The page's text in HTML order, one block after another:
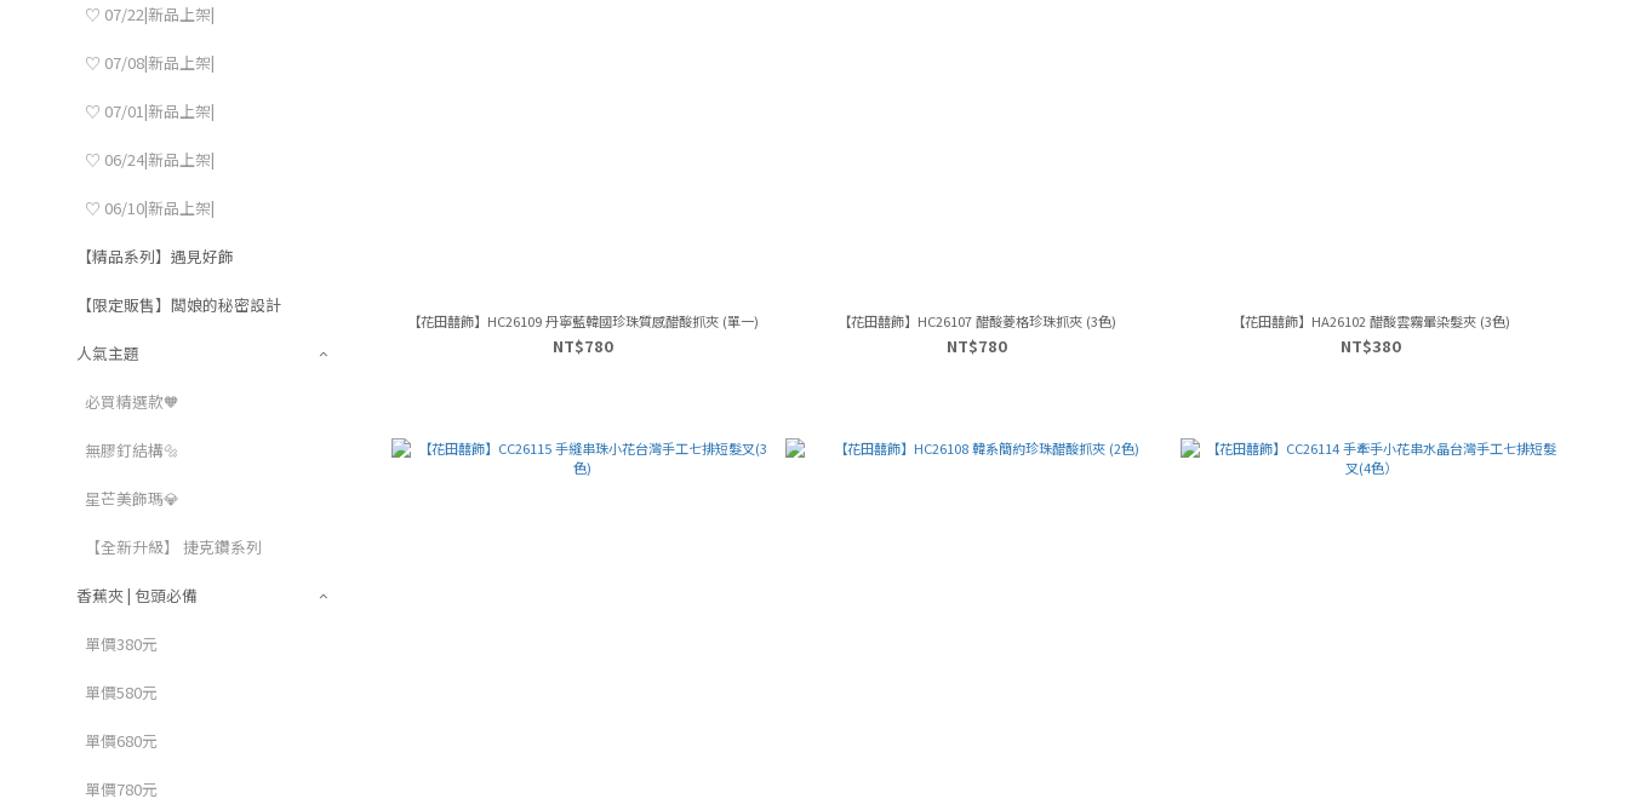
♡ 07/22|新品上架|
♡ 07/08|新品上架|
♡ 07/01|新品上架|
♡ 06/24|新品上架|
♡ 06/10|新品上架|
【精品系列】遇見好飾
【限定販售】闆娘的秘密設計
人氣主題
必買精選款🧡
無膠釘結構🔩
星芒美飾瑪💎
【全新升級】 捷克鑽系列
香蕉夾 | 包頭必備
單價380元
單價580元
單價680元
單價780元
【花田囍飾】HC26109 丹寧藍韓國珍珠質感醋酸抓夾 (單一)
NT$780
【花田囍飾】HC26107 醋酸菱格珍珠抓夾 (3色)
NT$780
【花田囍飾】HA26102 醋酸雲霧暈染髮夾 (3色)
NT$380